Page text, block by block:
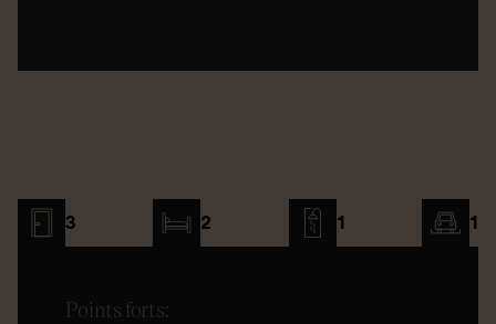
3 2 1 1
Points forts: